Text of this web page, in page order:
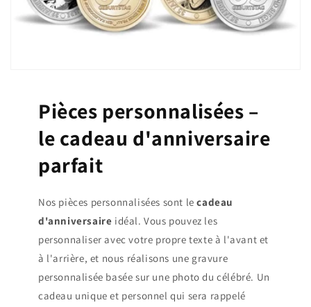
Pièces personnalisées –
le cadeau d'anniversaire
parfait
Nos pièces personnalisées sont lecadeau
d'anniversaire idéal. Vous pouvez les
personnaliser avec votre propre texte à l'avant et
à l'arrière, et nous réalisons une gravure
personnalisée basée sur une photo du célébré. Un
cadeau unique et personnel qui sera rappelé